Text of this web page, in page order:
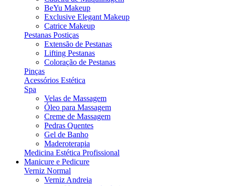
BeYu Makeup
Exclusive Elegant Makeup
Catrice Makeup
Pestanas Postiças
Extensão de Pestanas
Lifting Pestanas
Coloração de Pestanas
Pinças
Acessórios Estética
Spa
Velas de Massagem
Óleo para Massagem
Creme de Massagem
Pedras Quentes
Gel de Banho
Maderoterapia
Medicina Estética Profissional
Manicure e Pedicure
Verniz Normal
Verniz Andreia